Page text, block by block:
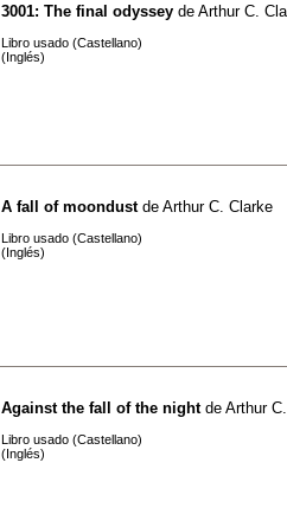
3001: The final odyssey de Arthur C.
Libro usado (Castellano)
(Inglés)
A fall of moondustde Arthur C. Clarke
Libro usado (Castellano)
(Inglés)
Against the fall of the nightde Arthur
Libro usado (Castellano)
(Inglés)